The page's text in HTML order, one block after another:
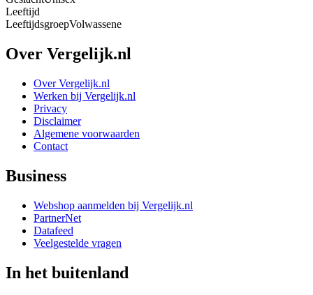
Leeftijd
LeeftijdsgroepVolwassene
Over Vergelijk.nl
Over Vergelijk.nl
Werken bij Vergelijk.nl
Privacy
Disclaimer
Algemene voorwaarden
Contact
Business
Webshop aanmelden bij Vergelijk.nl
PartnerNet
Datafeed
Veelgestelde vragen
In het buitenland